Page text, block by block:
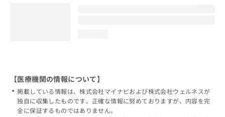
【医療機関の情報について】
掲載している情報は、株式会社マイナビおよび株式会社ウェルネスが
独自に収集したものです。正確な情報に努めておりますが、内容を完
全に保証するものではありません。